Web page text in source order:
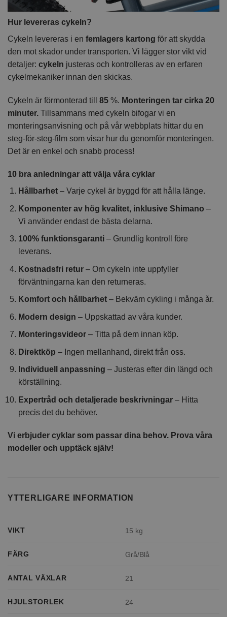
Hur levereras cykeln?
Cykeln levereras i en femlagers kartong för att skydda
den mot skador under transporten. Vi lägger stor vikt vid
detaljer: cykeln justeras och kontrolleras av en erfaren
cykelmekaniker innan den skickas.
Cykeln är förmonterad till 85 %. Monteringen tar cirka 20
minuter. Tillsammans med cykeln bifogar vi en
monteringsanvisning och på vår webbplats hittar du en
steg-för-steg-film som visar hur du genomför monteringen.
Det är en enkel och snabb process!
10 bra anledningar att välja våra cyklar
Hållbarhet– Varje cykel är byggd för att hålla länge.
Komponenter av hög kvalitet, inklusive Shimano –
Vi använder endast de bästa delarna.
100% funktionsgaranti– Grundlig kontroll före
leverans.
Kostnadsfri retur– Om cykeln inte uppfyller
förväntningarna kan den returneras.
Komfort och hållbarhet– Bekväm cykling i många år.
Modern design – Uppskattad av våra kunder.
Monteringsvideor– Titta på dem innan köp.
Direktköp – Ingen mellanhand, direkt från oss.
Individuell anpassning – Justeras efter din längd och
körställning.
Expertråd och detaljerade beskrivningar– Hitta
precis det du behöver.
Vi erbjuder cyklar som passar dina behov. Prova våra
modeller och upptäck själv!
YTTERLIGARE INFORMATION
VIKT 15 kg
FÄRG Grå/Blå
ANTAL VÄXLAR 21
HJULSTORLEK 24